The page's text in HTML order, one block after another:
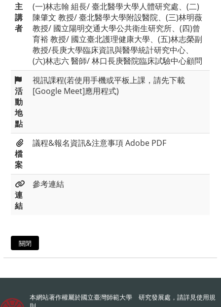
主
講
者
(一)林志翰 組長/ 臺北醫學大學人體研究處、(二)
陳肇文 教授/ 臺北醫學大學附設醫院、(三)林明薇
教授/ 國立陽明交通大學公共衛生研究所、(四)曾
育裕 教授/ 國立臺北護理健康大學、(五)林志榮副
教授/長庚大學臨床資訊與醫學統計研究中心、
(六)林志六 醫師/ 林口長庚醫院臨床試驗中心顧問
活
動
地
點
視訊課程(若使用手機或平板上課，請先下載
[Google Meet]應用程式)
檔
案
議程&報名資訊&注意事項 Adobe PDF
連
結
參考連結
關閉
本網站著作權屬於國立臺灣師範大學 研究發展處，請詳見使用規